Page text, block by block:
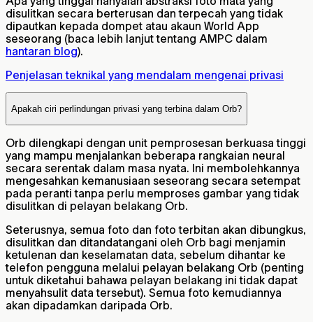
disulitkan secara berterusan dan terpecah yang tidak
dipautkan kepada dompet atau akaun World App
seseorang (baca lebih lanjut tentang AMPC dalam
hantaran blog).
Penjelasan teknikal yang mendalam mengenai privasi
Apakah ciri perlindungan privasi yang terbina dalam Orb?
Orb dilengkapi dengan unit pemprosesan berkuasa tinggi
yang mampu menjalankan beberapa rangkaian neural
secara serentak dalam masa nyata. Ini membolehkannya
mengesahkan kemanusiaan seseorang secara setempat
pada peranti tanpa perlu memproses gambar yang tidak
disulitkan di pelayan belakang Orb.
Seterusnya, semua foto dan foto terbitan akan dibungkus,
disulitkan dan ditandatangani oleh Orb bagi menjamin
ketulenan dan keselamatan data, sebelum dihantar ke
telefon pengguna melalui pelayan belakang Orb (penting
untuk diketahui bahawa pelayan belakang ini tidak dapat
menyahsulit data tersebut). Semua foto kemudiannya
akan dipadamkan daripada Orb.